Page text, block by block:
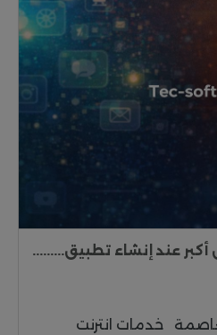
عند إنشاء تطبيق.........
خدمات انترنت